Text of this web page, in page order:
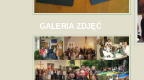
GALERIA ZDJĘĆ